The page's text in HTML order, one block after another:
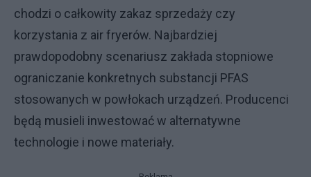
chodzi o całkowity zakaz sprzedaży czy
korzystania z air fryerów. Najbardziej
prawdopodobny scenariusz zakłada stopniowe
ograniczanie konkretnych substancji PFAS
stosowanych w powłokach urządzeń. Producenci
będą musieli inwestować w alternatywne
technologie i nowe materiały.